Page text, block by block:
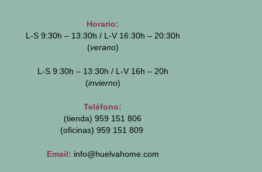
Horario:
L-S 9:30h – 13:30h / L-V 16:30h – 20:30h
(verano)
L-S 9:30h – 13:30h / L-V 16h – 20h
(invierno)
Teléfono:
(tienda) 959 151 806
(oficinas) 959 151 809
Email: info@huelvahome.com